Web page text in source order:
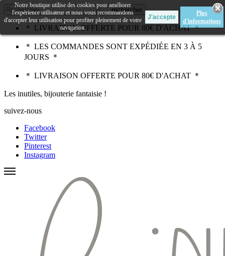
rechercher
＊ LIVRAISON OFFERTE POUR 80€ D'ACHAT ＊
＊ LES COMMANDES SONT EXPÉDIÉE EN 3 À 5
JOURS ＊
＊ LIVRAISON OFFERTE POUR 80€ D'ACHAT ＊
Les inutiles, bijouterie fantaisie !
suivez-nous
Facebook
Twitter
Pinterest
Instagram
Notre boutique utilise des cookies pour améliorer
l'expérience utilisateur et nous vous recommandons
d'accepter leur utilisation pour profiter pleinement de votre
navigation.
Plus
d'informations